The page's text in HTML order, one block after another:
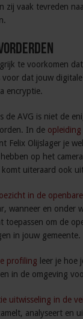
zij vaak tevreden
te voorkomen
dat jouw
encryptie.
de AVG is niet de
In de
Felix Olijslager je
op het
komt uiteraard ook
in de
wanneer en onder
toepassen om de
in jouw gemeente.
profiling leer je hoe
in de omgeving
uitwisseling in de
analyseert en